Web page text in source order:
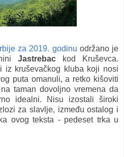
za 2019. godinu održano je
Jastrebackod Kruševca.
iz kruševačkog kluba koji nosi
puta omanuli, a retko kišoviti
taman dovoljno vremena da
idealni. Nisu izostali široki
za slavlje, između ostalog i
ovog teksta - pedeset trka u